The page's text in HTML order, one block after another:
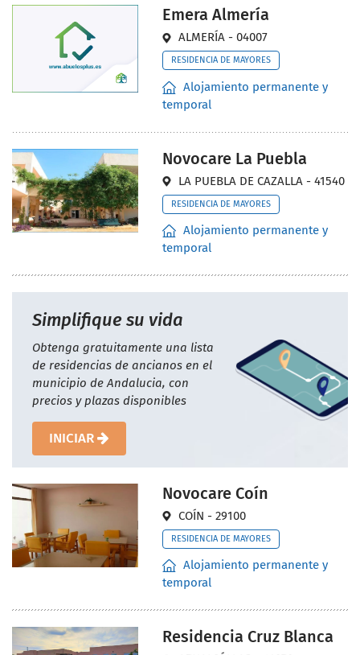
Emera Almería
ALMERÍA - 04007
RESIDENCIA DE MAYORES
Alojamiento permanente y
temporal
Novocare La Puebla
LA PUEBLA DE CAZALLA - 41540
RESIDENCIA DE MAYORES
Alojamiento permanente y
temporal
Simplifique su vida
Obtenga gratuitamente una lista
de residencias de ancianos en el
municipio de Andalucia, con
precios y plazas disponibles
INICIAR
Novocare Coín
COÍN - 29100
RESIDENCIA DE MAYORES
Alojamiento permanente y
temporal
Residencia Cruz Blanca